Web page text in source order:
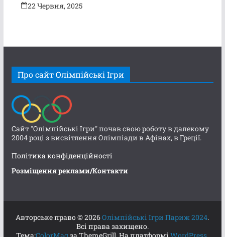
22 Червня, 2025
Про сайт Олімпійські Ігри
Сайт "Олімпійські Ігри" почав свою роботу в далекому
2004 році з висвітлення Олімпіади в Афінах, в Греції.
Політика конфіденційності
Розміщення реклами/Контакти
Авторське право © 2026Олімпійські Ігри Париж 2024.
Всі права захищено.